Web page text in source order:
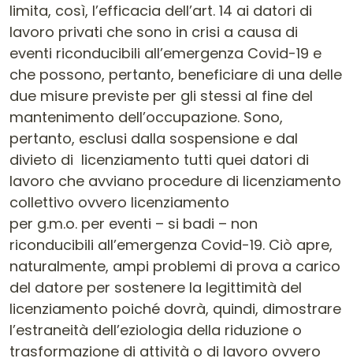
limita, così, l’efficacia dell’art. 14 ai datori di
lavoro privati che sono in crisi a causa di
eventi riconducibili all’emergenza Covid-19 e
che possono, pertanto, beneficiare di una delle
due misure previste per gli stessi al fine del
mantenimento dell’occupazione. Sono,
pertanto, esclusi dalla sospensione e dal
divieto di licenziamento tutti quei datori di
lavoro che avviano procedure di licenziamento
collettivo ovvero licenziamento
per g.m.o. per eventi – si badi – non
riconducibili all’emergenza Covid-19. Ciò apre,
naturalmente, ampi problemi di prova a carico
del datore per sostenere la legittimità del
licenziamento poiché dovrà, quindi, dimostrare
l’estraneità dell’eziologia della riduzione o
trasformazione di attività o di lavoro ovvero